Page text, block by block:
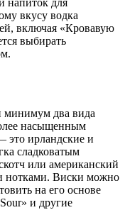
вкусу водка
включая «Кровавую
выбирать
минимум два вида
насыщенным
это ирландские и
сладковатым
или американский
нотками. Виски можно
на его основе
и другие